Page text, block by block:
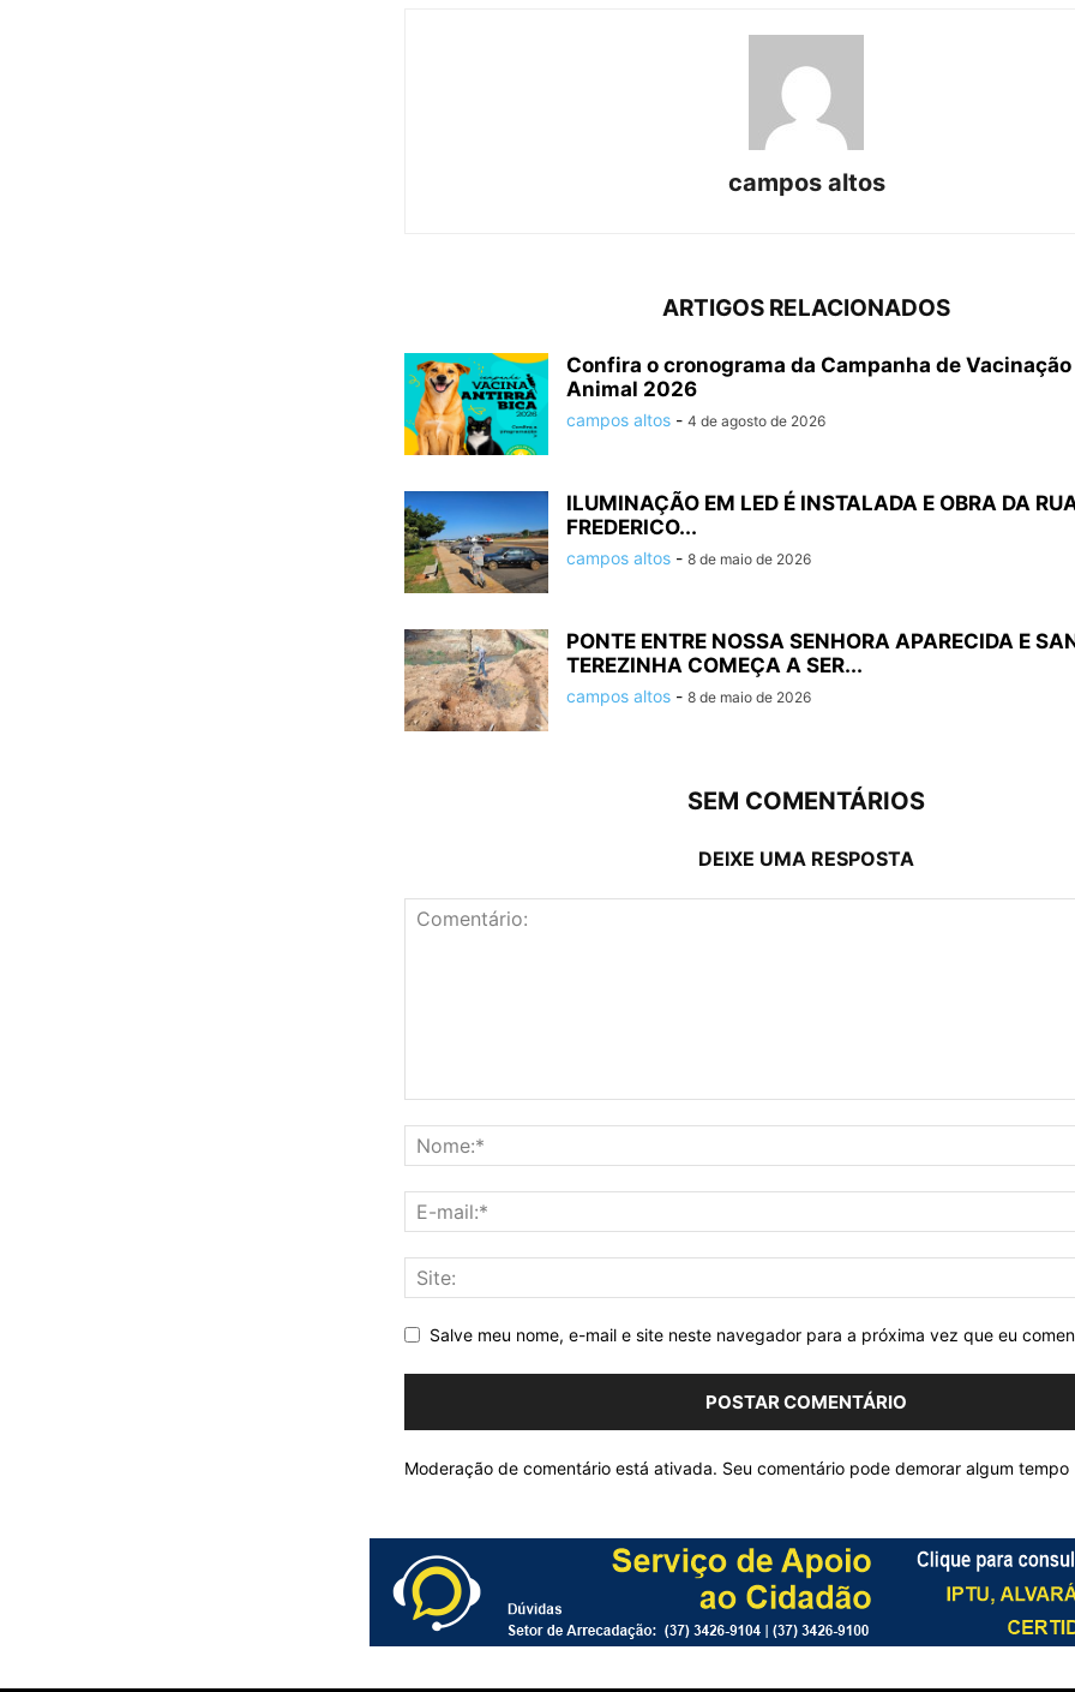
campos altos
ARTIGOS RELACIONADOS
Confira o cronograma da Campanha de
Animal 2026
campos altos - 4 de agosto de 2026
ILUMINAÇÃO EM LED É INSTALADA E OBRA DA
FREDERICO...
campos altos - 8 de maio de 2026
PONTE ENTRE NOSSA SENHORA APARECIDA E
TEREZINHA COMEÇA A SER...
campos altos - 8 de maio de 2026
SEM COMENTÁRIOS
DEIXE UMA RESPOSTA
Salve meu nome, e-mail e site neste navegador para a próxima vez que eu
Moderação de comentário está ativada. Seu comentário pode demorar algum tempo